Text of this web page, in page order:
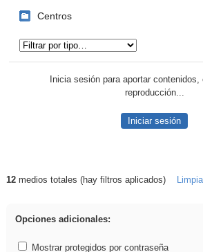
Centros
Inicia sesión para aportar
reproducción...
Iniciar sesión
Resultados de: Asturias
12medios totales (hay filtros aplicados)
Opciones adicionales:
Mostrar protegidos por contraseña